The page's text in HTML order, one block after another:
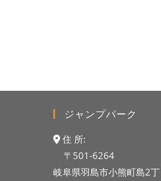
ジャンプパーク
住 所:
〒501-6264
岐阜県羽島市小熊町島2